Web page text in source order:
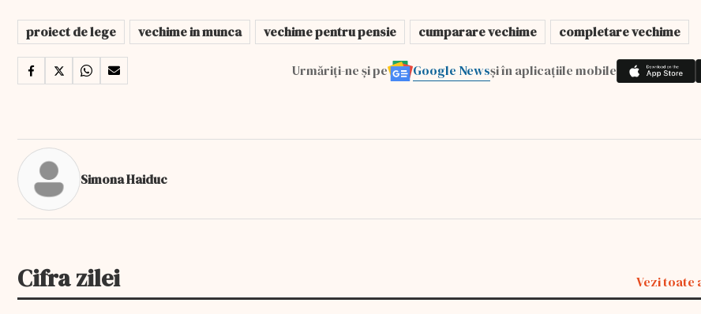
proiect de lege vechime in munca vechime pentru pensie cumparare vechime completare vechime
Urmăriți-ne și pe Google Newsși în aplicațiile mobile
Simona Haiduc
Cifra zilei Vezi toate